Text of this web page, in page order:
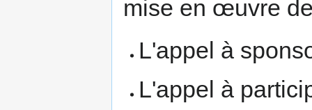
mise en œuvre
L'appel à
L'appel à